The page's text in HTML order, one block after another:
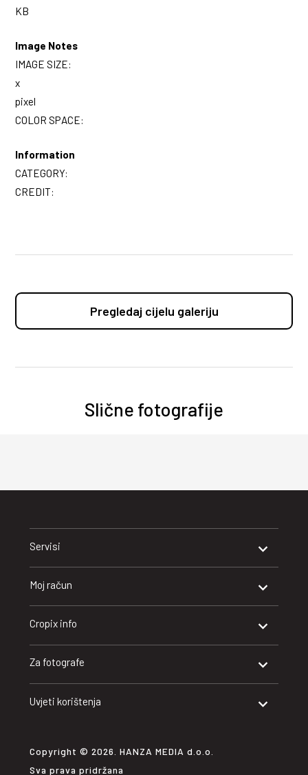
KB
Image Notes
IMAGE SIZE:
x
pixel
COLOR SPACE:
Information
CATEGORY:
CREDIT:
Pregledaj cijelu galeriju
Slične fotografije
Servisi
Moj račun
Cropix info
Za fotografe
Uvjeti korištenja
Copyright © 2026. HANZA MEDIA d.o.o.
Sva prava pridržana